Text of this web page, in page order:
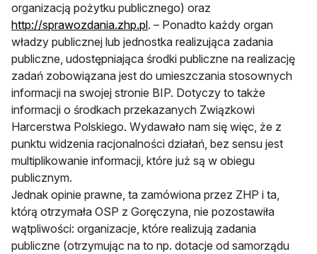
organizacją pożytku publicznego) oraz
http://sprawozdania.zhp.pl. – Ponadto każdy organ
władzy publicznej lub jednostka realizująca zadania
publiczne, udostępniająca środki publiczne na realizację
zadań zobowiązana jest do umieszczania stosownych
informacji na swojej stronie BIP. Dotyczy to także
informacji o środkach przekazanych Związkowi
Harcerstwa Polskiego. Wydawało nam się więc, że z
punktu widzenia racjonalności działań, bez sensu jest
multiplikowanie informacji, które już są w obiegu
publicznym.
Jednak opinie prawne, ta zamówiona przez ZHP i ta,
którą otrzymała OSP z Goręczyna, nie pozostawiła
wątpliwości: organizacje, które realizują zadania
publiczne (otrzymując na to np. dotacje od samorządu